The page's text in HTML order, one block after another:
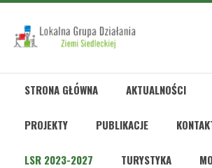
STRONA GŁÓWNA AKTUALNOŚCI
PROJEKTY PUBLIKACJE
LSR 2023-2027 TURYSTYKA